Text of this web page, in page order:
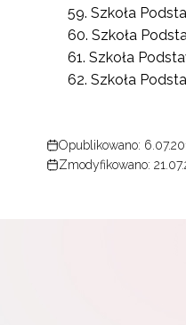
Szkoła
Szkoła
Szkoła
Szkoła
Opublikowano:
Zmodyfikowano: